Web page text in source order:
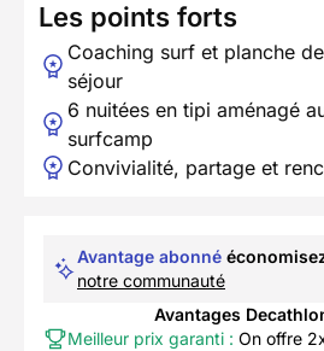
Les points forts
Coaching surf et planche
séjour
6 nuitées en tipi aménagé
surfcamp
Convivialité, partage et
Avantage abonné
notre communauté
Avantages
Meilleur prix garanti : On offre